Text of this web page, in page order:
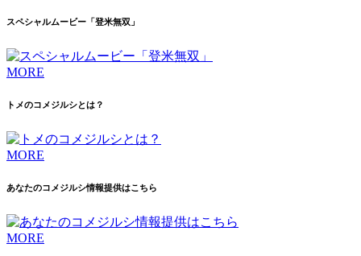
スペシャルムービー「登米無双」
MORE
トメのコメジルシとは？
MORE
あなたのコメジルシ情報提供はこちら
MORE